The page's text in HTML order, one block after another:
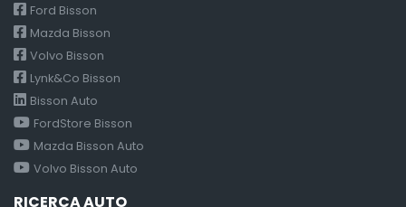
Ford Bisson
Mazda Bisson
Volvo Bisson
Lynk&Co Bisson
Bisson Auto
FordStore Bisson
Mazda Bisson Auto
Volvo Bisson Auto
RICERCA AUTO